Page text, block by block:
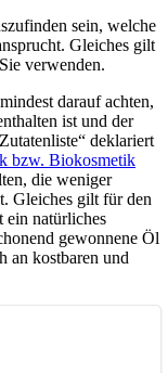
sein, welche
Gleiches gilt
verwenden.
darauf achten,
ist und der
deklariert
bzw. Biokosmetik
die weniger
Gleiches gilt für den
ein natürliches
gewonnene Öl
an kostbaren und